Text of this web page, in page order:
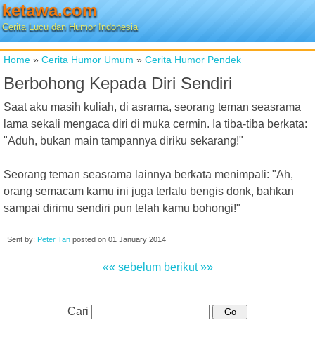
ketawa.com
Cerita Lucu dan Humor Indonesia
Home » Cerita Humor Umum » Cerita Humor Pendek
Berbohong Kepada Diri Sendiri
Saat aku masih kuliah, di asrama, seorang teman seasrama
lama sekali mengaca diri di muka cermin. Ia tiba-tiba berkata:
"Aduh, bukan main tampannya diriku sekarang!"
Seorang teman seasrama lainnya berkata menimpali: "Ah,
orang semacam kamu ini juga terlalu bengis donk, bahkan
sampai dirimu sendiri pun telah kamu bohongi!"
Sent by: Peter Tan posted on 01 January 2014
«« sebelum berikut »»
Cari